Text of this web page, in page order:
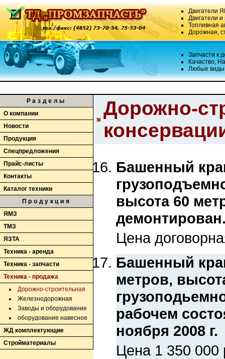
Двигатели
Двигатели
Топливная
Дорожная,
Запчасти к
Качаство,
Любые виды
Разделы
О компании
Новости
Продукция
Спецпредложения
Прайс-листы
Контакты
Каталог техники
Продукция
ЯМЗ
ТМЗ
ЯЗТА
Техника - аренда
Техника - запчасти
Техника - продажа
Дорожно-строительная
Железнодорожная
Заводы и оборудование
оборудование навесное
ЖД комплектующие
Стройматериалы
Дорожно-
Башенный
высота 60
Цена
Башенный
метров,
рабочем
ноября 2008 г.
Цена 1 350 000